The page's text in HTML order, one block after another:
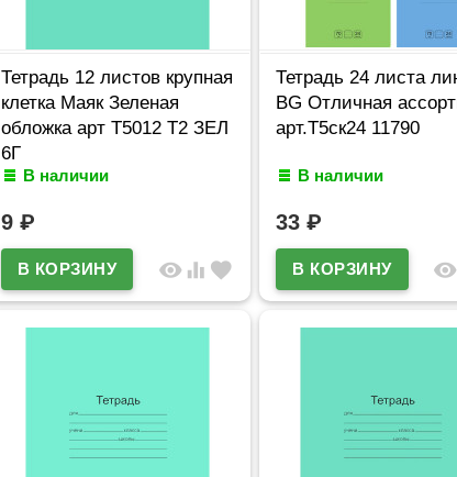
Тетрадь 12 листов крупная
клетка Маяк Зеленая
обложка арт Т5012 Т2 ЗЕЛ
6Г
В наличии
9 ₽
visibility equalizer favorite
Тетрадь 24 листа
BG Отличная
арт.Т5ск24 11790
В наличии
33 ₽
visibility